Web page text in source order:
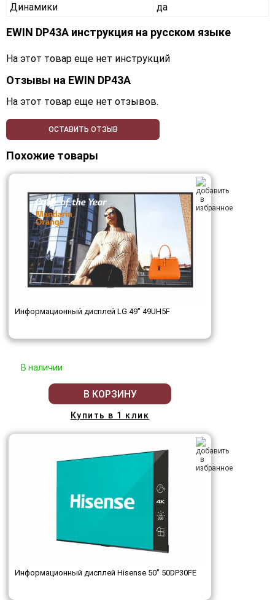
Динамики
да
EWIN DP43A инструкция на русском языке
На этот товар еще нет инструкций
Отзывы на EWIN DP43A
На этот товар еще нет отзывов.
ОСТАВИТЬ ОТЗЫВ
Похожие товары
Информационный дисплей LG 49" 49UH5F
В наличии
В КОРЗИНУ
Купить в 1 клик
Информационный дисплей Hisense 50" 50DP30FE